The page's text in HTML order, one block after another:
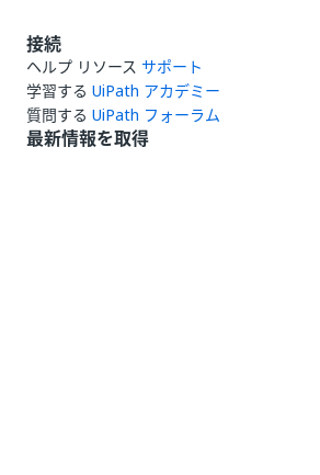
接続
ヘルプ リソース サポート
学習する UiPath アカデミー
質問する UiPath フォーラム
最新情報を取得